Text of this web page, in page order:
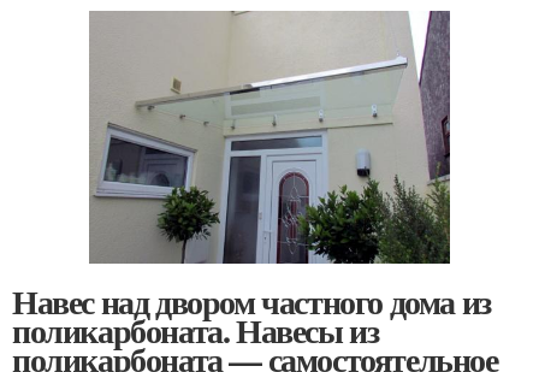
Навес над двором частного дома из
поликарбоната. Навесы из
поликарбоната — самостоятельное